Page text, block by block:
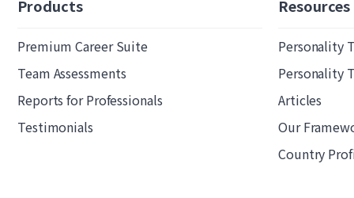
Products
Premium Career Suite
Team Assessments
Reports for Professionals
Testimonials
Resources
Personality
Personality
Articles
Our
Country